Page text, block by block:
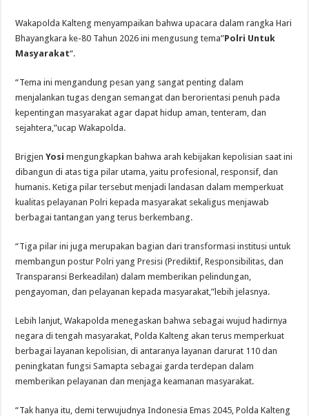
Wakapolda Kalteng menyampaikan bahwa upacara dalam rangka Hari
Bhayangkara ke-80 Tahun 2026 ini mengusung tema”Polri Untuk
Masyarakat“.
“Tema ini mengandung pesan yang sangat penting dalam
menjalankan tugas dengan semangat dan berorientasi penuh pada
kepentingan masyarakat agar dapat hidup aman, tenteram, dan
sejahtera,”ucap Wakapolda.
BrigjenYosi mengungkapkan bahwa arah kebijakan kepolisian saat ini
dibangun di atas tiga pilar utama, yaitu profesional, responsif, dan
humanis. Ketiga pilar tersebut menjadi landasan dalam memperkuat
kualitas pelayanan Polri kepada masyarakat sekaligus menjawab
berbagai tantangan yang terus berkembang.
“Tiga pilar ini juga merupakan bagian dari transformasi institusi untuk
membangun postur Polri yang Presisi (Prediktif, Responsibilitas, dan
Transparansi Berkeadilan) dalam memberikan pelindungan,
pengayoman, dan pelayanan kepada masyarakat,”lebih jelasnya.
Lebih lanjut, Wakapolda menegaskan bahwa sebagai wujud hadirnya
negara di tengah masyarakat, Polda Kalteng akan terus memperkuat
berbagai layanan kepolisian, di antaranya layanan darurat 110 dan
peningkatan fungsi Samapta sebagai garda terdepan dalam
memberikan pelayanan dan menjaga keamanan masyarakat.
“Tak hanya itu, demi terwujudnya Indonesia Emas 2045, Polda Kalteng